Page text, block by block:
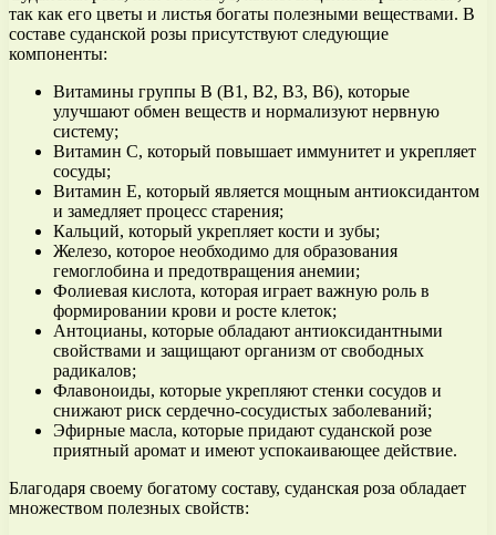
так как его цветы и листья богаты полезными веществами. В
составе суданской розы присутствуют следующие
компоненты:
Витамины группы В (В1, В2, В3, В6), которые
улучшают обмен веществ и нормализуют нервную
систему;
Витамин С, который повышает иммунитет и укрепляет
сосуды;
Витамин Е, который является мощным антиоксидантом
и замедляет процесс старения;
Кальций, который укрепляет кости и зубы;
Железо, которое необходимо для образования
гемоглобина и предотвращения анемии;
Фолиевая кислота, которая играет важную роль в
формировании крови и росте клеток;
Антоцианы, которые обладают антиоксидантными
свойствами и защищают организм от свободных
радикалов;
Флавоноиды, которые укрепляют стенки сосудов и
снижают риск сердечно-сосудистых заболеваний;
Эфирные масла, которые придают суданской розе
приятный аромат и имеют успокаивающее действие.
Благодаря своему богатому составу, суданская роза обладает
множеством полезных свойств: